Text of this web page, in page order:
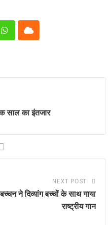
WhatsappCloud
साल का इंतजार
NEXT POST
ने दिव्यांग बच्चों के साथ गाया
राष्ट्रीय गान